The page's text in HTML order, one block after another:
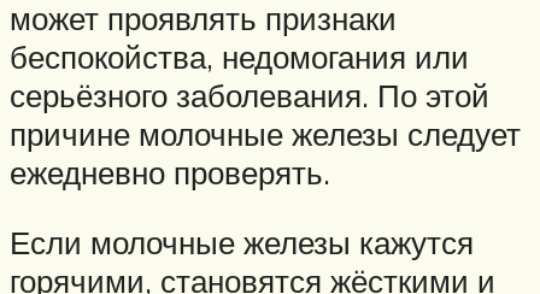
может проявлять признаки
беспокойства, недомогания или
серьёзного заболевания. По этой
причине молочные железы следует
ежедневно проверять.
Если молочные железы кажутся
горячими, становятся жёсткими и